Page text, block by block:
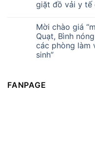
giặt đồ vải y tế
Mời chào giá
Quạt, Bình
các phòng làm
sinh”
FANPAGE